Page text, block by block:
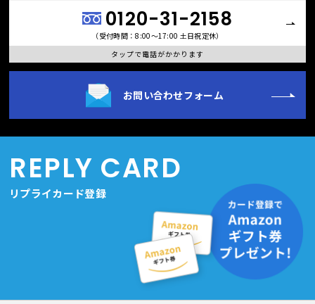
0120-31-2158
（受付時間：8:00〜17:00 土日祝定休）
タップで電話がかかります
お問い合わせフォーム
REPLY CARD
リプライカード登録